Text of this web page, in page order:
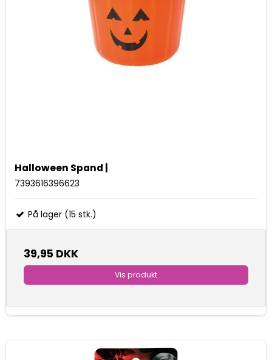
Halloween Spand |
7393616396623
På lager (15 stk.)
39,95 DKK
Vis produkt